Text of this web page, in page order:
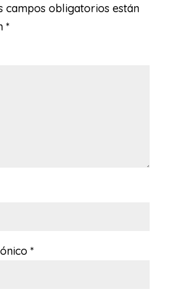
campos obligatorios están
*
*